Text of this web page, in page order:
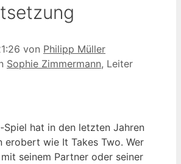
von Philipp Müller
Sophie Zimmermann, Leiter
Spiel hat in den letzten Jahren
erobert wie It Takes Two. Wer
seinem Partner oder seiner